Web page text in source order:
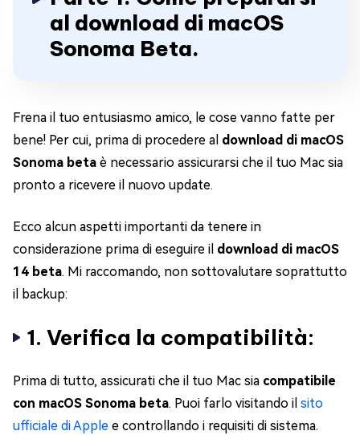
al download di macOS
Sonoma Beta.
Frena il tuo entusiasmo amico, le cose vanno fatte per
bene! Per cui, prima di procedere al download di macOS
Sonoma beta è necessario assicurarsi che il tuo Mac sia
pronto a ricevere il nuovo update.
Ecco alcun aspetti importanti da tenere in
considerazione prima di eseguire il download di macOS
14 beta. Mi raccomando, non sottovalutare soprattutto
il backup:
1. Verifica la compatibilità:
Prima di tutto, assicurati che il tuo Mac sia compatibile
con macOS Sonoma beta. Puoi farlo visitando il sito
ufficiale di Apple e controllando i requisiti di sistema.